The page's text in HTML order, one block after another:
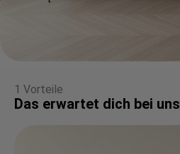
1 Vorteile
Das erwartet dich bei uns